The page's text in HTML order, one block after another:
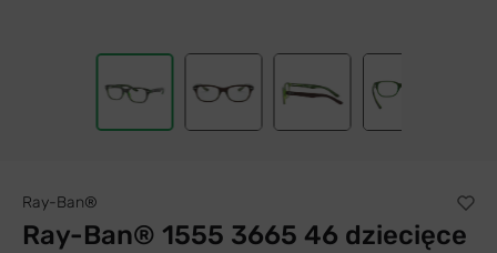
Ray-Ban®
Ray-Ban® 1555 3665 46 dziecięce